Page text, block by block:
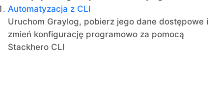
Automatyzacja z CLI
Uruchom Graylog, pobierz jego dane dostępowe i
zmień konfigurację programowo za pomocą
Stackhero CLI